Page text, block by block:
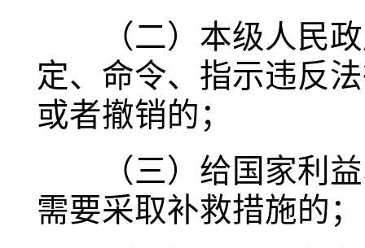
（二）本级人民政
定、命令、指示违反
或者撤销的；
（三）给国家利益
需要采取补救措施的；